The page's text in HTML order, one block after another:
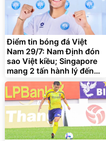
Bạt phủ xe ô tô cao cấp,
tráng nhôm 03 lớp
392.000 đ
325.000 đ
Đã bán nhiều
Điểm tin bóng đá Việt
Nam 29/7: Nam Định đón
sao Việt kiều; Singapore
mang 2 tấn hành lý đến
Hà Nội